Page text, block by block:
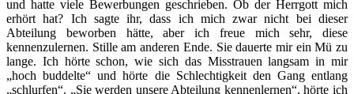
und hatte viele Bewerbungen geschrieben. Ob der Herrgott mich
erhört hat? Ich sagte ihr, dass ich mich zwar nicht bei dieser
Abteilung beworben hätte, aber ich freue mich sehr, diese
kennenzulernen. Stille am anderen Ende. Sie dauerte mir ein Mü zu
lange. Ich hörte schon, wie sich das Misstrauen langsam in mir
„hoch buddelte“ und hörte die Schlechtigkeit den Gang entlang
„schlurfen“. „Sie werden unsere Abteilung kennenlernen“, hörte ich